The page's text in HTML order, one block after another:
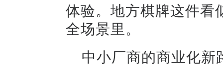
体验。地方棋牌这件看
全场景里。
中小厂商的商业化新